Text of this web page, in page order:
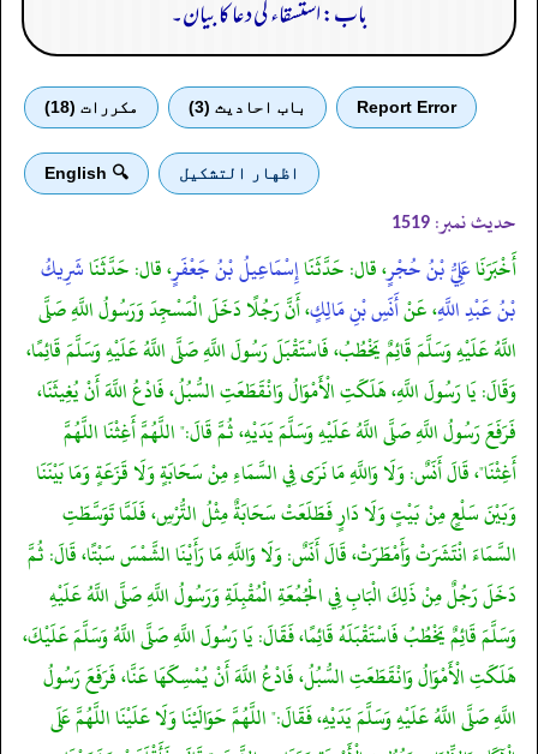
باب: استسقاء کی دعا کا بیان۔
Report Error باب احادیث (3) مكررات (18)
اظهار التشكيل 🔍 English
حدیث نمبر: 1519
أَخْبَرَنَاعَلِيُّ بْنُ حُجْرٍ، قال: حَدَّثَنَاإِسْمَاعِيلُ بْنُ جَعْفَرٍ، قال: حَدَّثَنَاشَرِيكُ
بْنُ عَبْدِ اللَّهِ، عَنْأَنَسِ بْنِ مَالِكٍ، أَنَّ رَجُلًا دَخَلَ الْمَسْجِدَ وَرَسُولُ اللَّهِ صَلَّى
اللَّهُ عَلَيْهِ وَسَلَّمَ قَائِمٌ يَخْطُبُ، فَاسْتَقْبَلَ رَسُولَ اللَّهِ صَلَّى اللَّهُ عَلَيْهِ وَسَلَّمَ قَائِمًا،
وَقَالَ: يَا رَسُولَ اللَّهِ، هَلَكَتِ الْأَمْوَالُ وَانْقَطَعَتِ السُّبُلُ، فَادْعُ اللَّهَ أَنْ يُغِيثَنَا،
فَرَفَعَ رَسُولُ اللَّهِ صَلَّى اللَّهُ عَلَيْهِ وَسَلَّمَ يَدَيْهِ، ثُمَّ قَالَ:" اللَّهُمَّ أَغِثْنَا اللَّهُمَّ
أَغِثْنَا"، قَالَ أَنَسٌ: وَلَا وَاللَّهِ مَا نَرَى فِي السَّمَاءِ مِنْ سَحَابَةٍ وَلَا قَزَعَةٍ وَمَا بَيْنَنَا
وَبَيْنَ سَلْعٍ مِنْ بَيْتٍ وَلَا دَارٍ فَطَلَعَتْ سَحَابَةٌ مِثْلُ التُّرْسِ، فَلَمَّا تَوَسَّطَتِ
السَّمَاءَ انْتَشَرَتْ وَأَمْطَرَتْ، قَالَ أَنَسٌ: وَلَا وَاللَّهِ مَا رَأَيْنَا الشَّمْسَ سَبْتًا، قَالَ: ثُمَّ
دَخَلَ رَجُلٌ مِنْ ذَلِكَ الْبَابِ فِي الْجُمُعَةِ الْمُقْبِلَةِ وَرَسُولُ اللَّهِ صَلَّى اللَّهُ عَلَيْهِ
وَسَلَّمَ قَائِمٌ يَخْطُبُ فَاسْتَقْبَلَهُ قَائِمًا، فَقَالَ: يَا رَسُولَ اللَّهِ صَلَّى اللَّهُ وَسَلَّمَ عَلَيْكَ،
هَلَكَتِ الْأَمْوَالُ وَانْقَطَعَتِ السُّبُلُ، فَادْعُ اللَّهَ أَنْ يُمْسِكَهَا عَنَّا، فَرَفَعَ رَسُولُ
اللَّهِ صَلَّى اللَّهُ عَلَيْهِ وَسَلَّمَ يَدَيْهِ، فَقَالَ:" اللَّهُمَّ حَوَالَيْنَا وَلَا عَلَيْنَا اللَّهُمَّ عَلَى